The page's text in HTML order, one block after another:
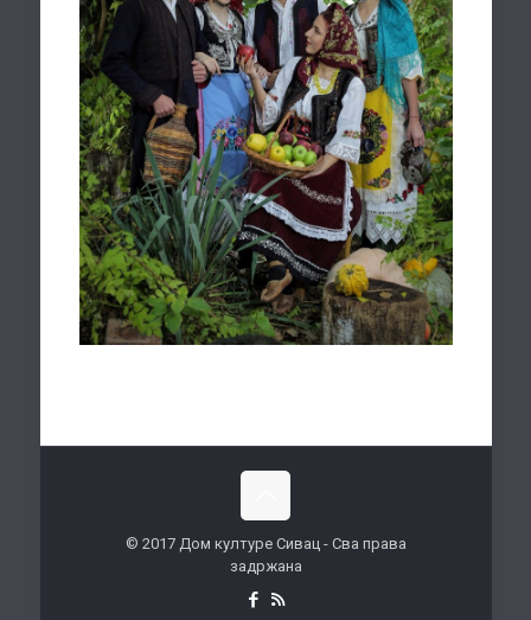
© 2017 Дом културе Сивац - Сва права
задржана